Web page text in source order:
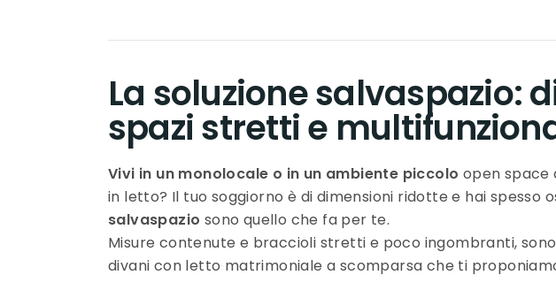
La soluzione salvaspazio:
spazi stretti e
Vivi in un monolocale o in un ambiente piccolo open space
in letto? Il tuo soggiorno è di dimensioni ridotte e hai spesso
salvaspazio sono quello che fa per te.
Misure contenute e braccioli stretti e poco ingombranti,
divani con letto matrimoniale a scomparsa che ti